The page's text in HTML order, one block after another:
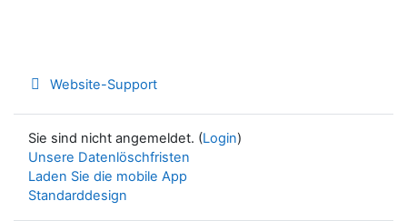
Website-Support
Sie sind nicht angemeldet. (Login)
Unsere Datenlöschfristen
Laden Sie die mobile App
Standarddesign